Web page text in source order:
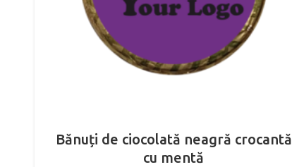
Bănuți de ciocolată neagră crocantă
cu mentă